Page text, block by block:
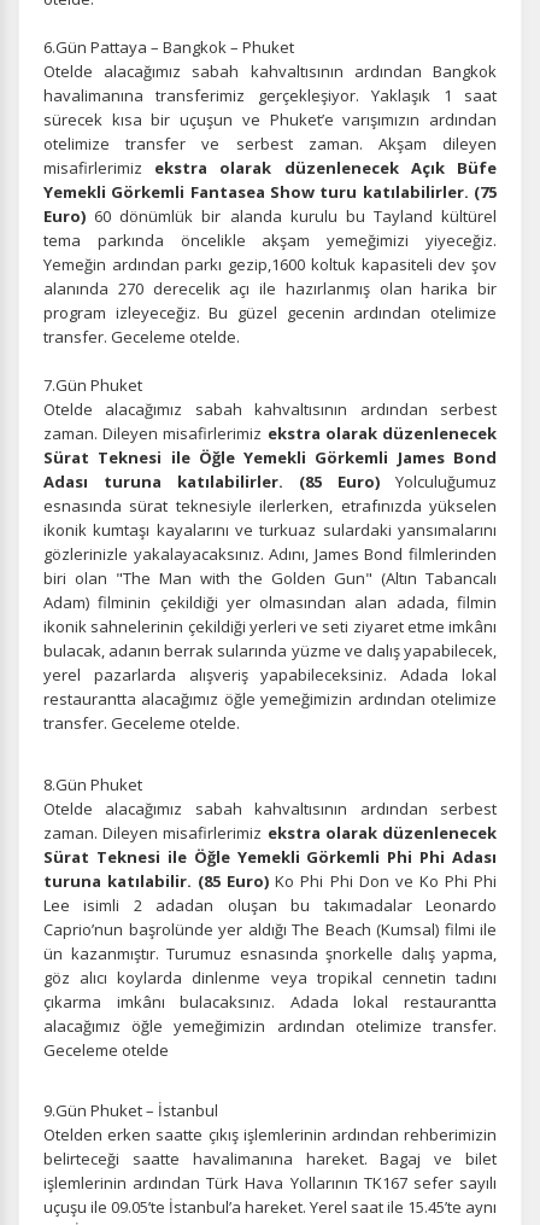
İstatistik Çerezleri
Ziyaretçilerin siteyi nasıl kullandığını anonim olarak
ölçeriz. Hangi sayfaların popüler olduğunu ve
kullanıcıların nerede zorluk yaşadığını anlamamıza
yardımcı olur.
Pazarlama Çerezleri
kullanılır. Kapatırsanız reklamları görmeye devam
edersiniz, ancak daha az alakalı olabilirler.
Tercihleri Kaydet
6.Gün Pattaya – Bangkok – Phuket
Otelde alacağımız sabah kahvaltısının ardından Bangkok
havalimanına transferimiz gerçekleşiyor. Yaklaşık 1 saat
sürecek kısa bir uçuşun ve Phuket’e varışımızın ardından
otelimize transfer ve serbest zaman. Akşam dileyen
misafirlerimiz ekstra olarak düzenlenecek Açık Büfe
Yemekli Görkemli Fantasea Show turu katılabilirler. (75
Euro) 60 dönümlük bir alanda kurulu bu Tayland kültürel
tema parkında öncelikle akşam yemeğimizi yiyeceğiz.
Yemeğin ardından parkı gezip,1600 koltuk kapasiteli dev şov
alanında 270 derecelik açı ile hazırlanmış olan harika bir
program izleyeceğiz. Bu güzel gecenin ardından otelimize
transfer. Geceleme otelde.
7.Gün Phuket
Otelde alacağımız sabah kahvaltısının ardından serbest
zaman. Dileyen misafirlerimiz ekstra olarak düzenlenecek
Sürat Teknesi ile Öğle Yemekli Görkemli James Bond
Adası turuna katılabilirler. (85 Euro) Yolculuğumuz
esnasında sürat teknesiyle ilerlerken, etrafınızda yükselen
ikonik kumtaşı kayalarını ve turkuaz sulardaki yansımalarını
gözlerinizle yakalayacaksınız. Adını, James Bond filmlerinden
biri olan "The Man with the Golden Gun" (Altın Tabancalı
Adam) filminin çekildiği yer olmasından alan adada, filmin
ikonik sahnelerinin çekildiği yerleri ve seti ziyaret etme imkânı
bulacak, adanın berrak sularında yüzme ve dalış yapabilecek,
yerel pazarlarda alışveriş yapabileceksiniz. Adada lokal
restaurantta alacağımız öğle yemeğimizin ardından otelimize
transfer. Geceleme otelde.
8.Gün Phuket
Otelde alacağımız sabah kahvaltısının ardından serbest
zaman. Dileyen misafirlerimiz ekstra olarak düzenlenecek
Sürat Teknesi ile Öğle Yemekli Görkemli Phi Phi Adası
turuna katılabilir. (85 Euro)Ko Phi Phi Don ve Ko Phi Phi
Lee isimli 2 adadan oluşan bu takımadalar Leonardo
Caprio’nun başrolünde yer aldığı The Beach (Kumsal) filmi ile
ün kazanmıştır. Turumuz esnasında şnorkelle dalış yapma,
göz alıcı koylarda dinlenme veya tropikal cennetin tadını
çıkarma imkânı bulacaksınız. Adada lokal restaurantta
alacağımız öğle yemeğimizin ardından otelimize transfer.
Geceleme otelde
9.Gün Phuket – İstanbul
Otelden erken saatte çıkış işlemlerinin ardından rehberimizin
belirteceği saatte havalimanına hareket. Bagaj ve bilet
işlemlerinin ardından Türk Hava Yollarının TK167 sefer sayılı
uçuşu ile 09.05’te İstanbul’a hareket. Yerel saat ile 15.45’te aynı